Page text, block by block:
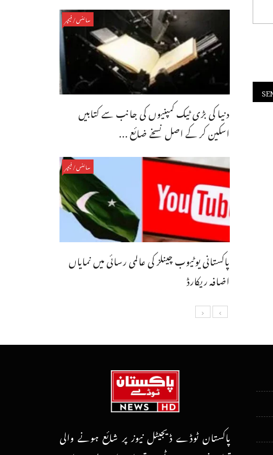
سائنس/فیچر
دنیا کی بڑی ٹیک کمپنیوں کی جانب سے کتابیں
اسکین کر کے اصل نسخے ضائع ...
سائنس/فیچر
پاکستانی یوٹیوب چینلز کی عالمی رسائی میں نمایاں
اضافہ ریکارڈ
پاکستان ٹوڈے ڈیجیٹل نیوز پر شائع ہونے والی